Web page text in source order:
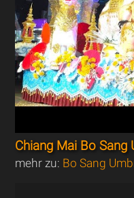
Chiang Mai Bo Sang
mehr zu: Bo Sang